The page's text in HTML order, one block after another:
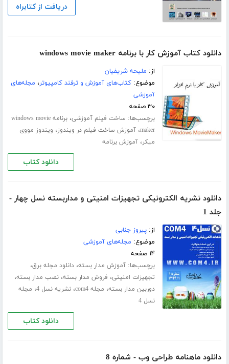
دریافت از کتابراه
دانلود کتاب آموزش کار با برنامه windows movie maker
از: ملیحه شریفیان
موضوع:کتاب‌های آموزش و ترفند کامپیوتر، مجله‌های
آموزشی
۳۰ صفحه
برچسب‌ها: ساخت فیلم آموزشی،
برنامه windows movie
maker،آموزش ساخت فیلم در ویندوز، ویندوز مووی
میکر،آموزش برنامه
دانلود کتاب
دانلود نشریه الکترونیکی تجهیزات امنیتی و مداربسته نسل چهار -
جلد 1
از:پیروز جنابی
موضوع: مجله‌های آموزشی
۱۴ صفحه
برچسب‌ها:آموزش مدار بسته،دانلود مجله برق،
تجهیزات امنیتی، فروش مدار بسته،نصب مدار بسته،
دوربین مدار بسته، مجله com4 ،نشریه نسل 4 ، مجله
نسل 4
دانلود کتاب
دانلود ماهنامه طراحی وب - شماره 8